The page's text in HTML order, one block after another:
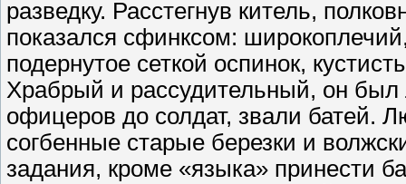
разведку. Расстегнув китель,
показался сфинксом:
подернутое сеткой оспинок,
Храбрый и рассудительный, он
офицеров до солдат, звали батей.
согбенные старые березки и
задания, кроме «языка» принести